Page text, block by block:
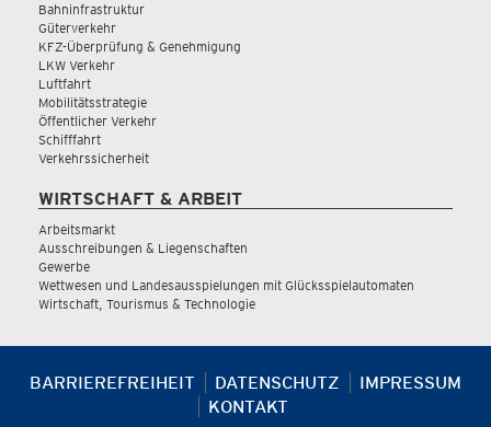
Bahninfrastruktur
Güterverkehr
KFZ-Überprüfung & Genehmigung
LKW Verkehr
Luftfahrt
Mobilitätsstrategie
Öffentlicher Verkehr
Schifffahrt
Verkehrssicherheit
WIRTSCHAFT & ARBEIT
Arbeitsmarkt
Ausschreibungen & Liegenschaften
Gewerbe
Wettwesen und Landesausspielungen mit Glücksspielautomaten
Wirtschaft, Tourismus & Technologie
BARRIEREFREIHEIT DATENSCHUTZ
IMPRESSUM
KONTAKT